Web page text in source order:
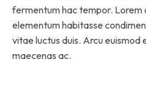
fermentum hac tempor. Lorem
elementum habitasse
vitae luctus duis. Arcu euismod
maecenas ac.